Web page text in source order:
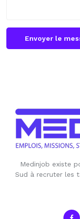
Envoyer le
Medinjob existe
Sud à recruter les